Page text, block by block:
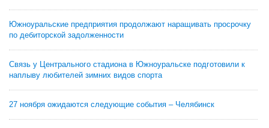
Южноуральские предприятия продолжают наращивать просрочку
по дебиторской задолженности
Связь у Центрального стадиона в Южноуральске подготовили к
наплыву любителей зимних видов спорта
27 ноября ожидаются следующие события – Челябинск